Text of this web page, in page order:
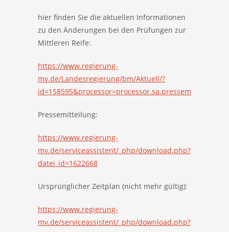
hier finden Sie die aktuellen Informationen
zu den Änderungen bei den Prüfungen zur
Mittleren Reife:
https://www.regierung-
mv.de/Landesregierung/bm/Aktuell/?
id=158595&processor=processor.sa.pressemitteilung
Pressemitteilung:
https://www.regierung-
mv.de/serviceassistent/_php/download.php?
datei_id=1622668
Ursprünglicher Zeitplan (nicht mehr gültig):
https://www.regierung-
mv.de/serviceassistent/_php/download.php?